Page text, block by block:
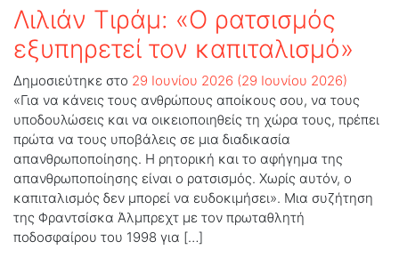
Λιλιάν Τιράμ: «Ο ρατσισμός
εξυπηρετεί τον καπιταλισμό»
Δημοσιεύτηκε στο 29 Ιουνίου 2026 (29 Ιουνίου 2026)
«Για να κάνεις τους ανθρώπους αποίκους σου, να τους
υποδουλώσεις και να οικειοποιηθείς τη χώρα τους, πρέπει
πρώτα να τους υποβάλεις σε μια διαδικασία
απανθρωποποίησης. Η ρητορική και το αφήγημα της
απανθρωποποίησης είναι ο ρατσισμός. Χωρίς αυτόν, ο
καπιταλισμός δεν μπορεί να ευδοκιμήσει». Μια συζήτηση
της Φραντσίσκα Άλμπρεχτ με τον πρωταθλητή
ποδοσφαίρου του 1998 για […]